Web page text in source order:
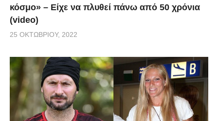
κόσμο» – Είχε να πλυθεί πάνω από 50 χρόνια
(video)
25 ΟΚΤΩΒΡΊΟΥ, 2022